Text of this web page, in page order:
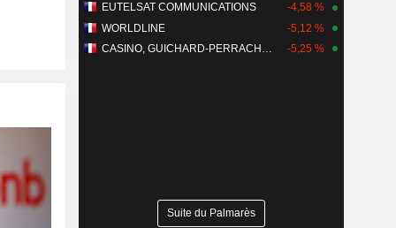
EUTELSAT COMMUNICATIONS
-4,58 %
WORLDLINE
-5,12 %
-5,25 %
Suite du Palmarès